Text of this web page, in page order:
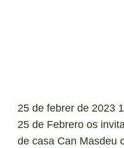
25 de febrer de 2023
25 de Febrero os
de casa Can Masdeu